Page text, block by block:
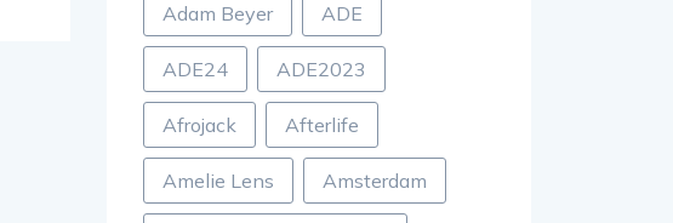
Adam Beyer ADE
ADE24 ADE2023
Afrojack Afterlife
Amelie Lens Amsterdam